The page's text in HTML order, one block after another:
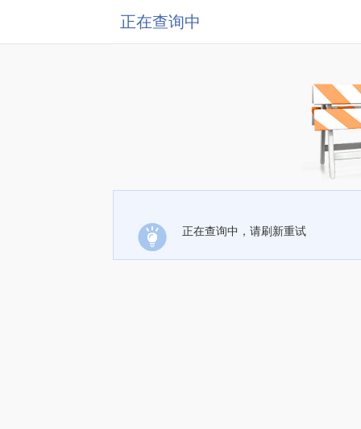
正在查询中
正在查询中，请刷新重试